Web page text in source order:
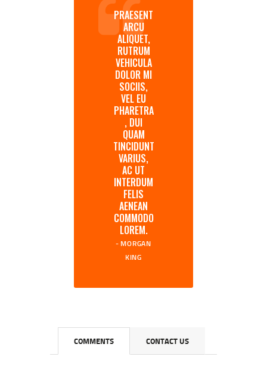
PRAESENT
ARCU
ALIQUET,
RUTRUM
VEHICULA
DOLOR MI
SOCIIS,
VEL EU
PHARETRA
, DUI
QUAM
TINCIDUNT
VARIUS,
AC UT
INTERDUM
FELIS
AENEAN
COMMODO
LOREM.
MORGAN
KING
COMMENTS CONTACT US